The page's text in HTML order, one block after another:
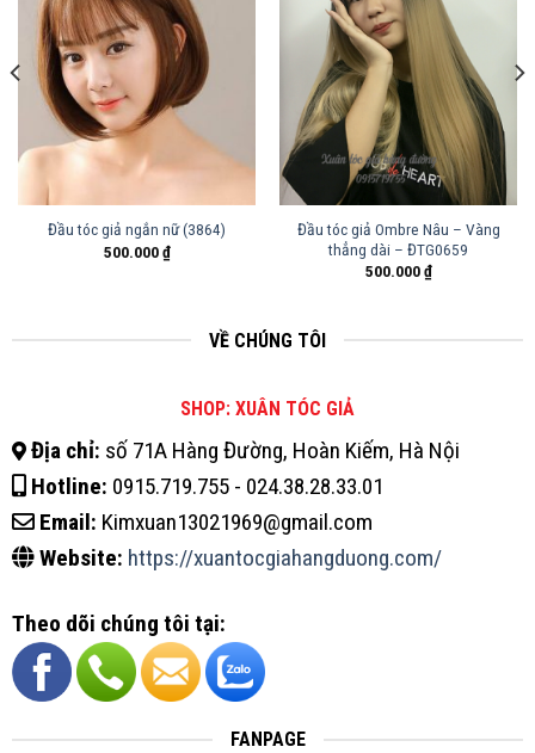
Đầu tóc giả ngắn nữ (3864)
500.000₫
Đầu tóc giả Ombre Nâu – Vàng
thẳng dài – ĐTG0659
500.000₫
VỀ CHÚNG TÔI
SHOP: XUÂN TÓC GIẢ
Địa chỉ: số 71A Hàng Đường, Hoàn Kiếm, Hà Nội
Hotline: 0915.719.755 - 024.38.28.33.01
Email: Kimxuan13021969@gmail.com
Website: https://xuantocgiahangduong.com/
Theo dõi chúng tôi tại:
FANPAGE